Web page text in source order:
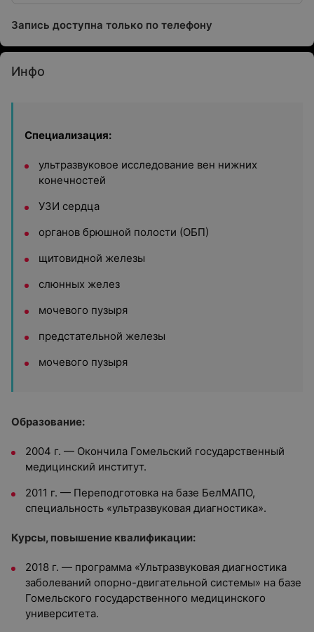
Запись доступна только по телефону
Инфо
Специализация:
ультразвуковое исследование вен нижних
конечностей
УЗИ сердца
органов брюшной полости (ОБП)
щитовидной железы
слюнных желез
мочевого пузыря
предстательной железы
мочевого пузыря
Образование:
2004 г. — Окончила Гомельский государственный
медицинский институт.
2011 г. — Переподготовка на базе БелМАПО,
специальность «ультразвуковая диагностика».
Курсы, повышение квалификации:
2018 г. — программа «Ультразвуковая диагностика
заболеваний опорно-двигательной системы» на базе
Гомельского государственного медицинского
университета.